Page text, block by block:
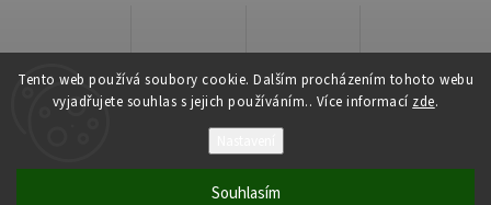
Tento web používá soubory cookie. Dalším procházením tohoto webu
vyjadřujete souhlas s jejich používáním.. Více informací zde.
Souhlasím
Qsport.cz. Všechna práva vyhrazena.